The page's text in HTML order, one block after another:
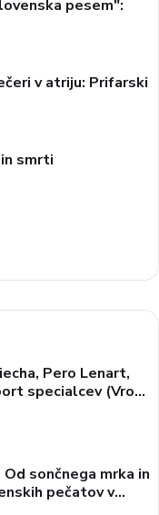
pesem":
v atriju: Prifarski
smrti
Pero Lenart,
specialcev (Vroča
sončnega mrka in
pečatov v
8. 2026)